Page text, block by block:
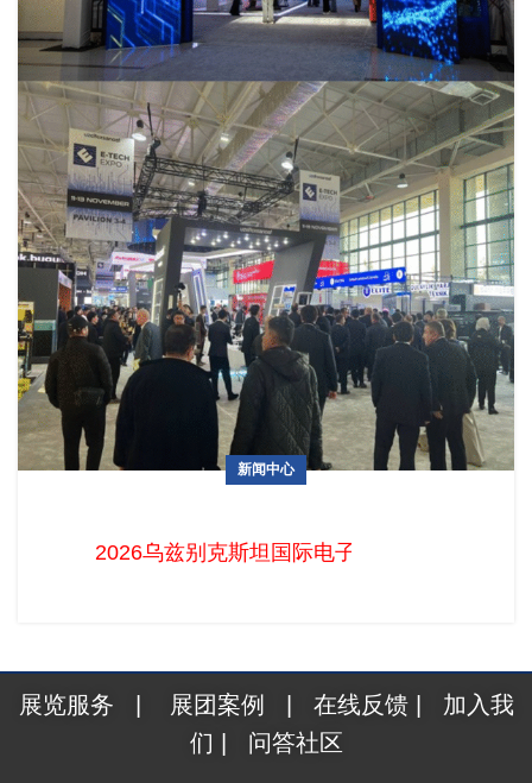
新闻中心
2026乌兹别克斯坦国际电子展火热招展中！
展览服务 | 展团案例 | 在线反馈| 加入我
们 | 问答社区